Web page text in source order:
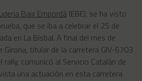
Baix Empordà (EBE), se ha visto
que se iba a celebrar el 25 de
en La Bisbal. A final del mes de
Girona, titular de la carretera GIV-6703
comunicó al Servicio Catalán de
una actuación en esta carretera